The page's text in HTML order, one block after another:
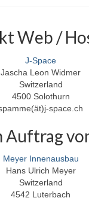
Web /
J-Space
Jascha Leon Widmer
Switzerland
4500 Solothurn
space.ch
Auftrag
Meyer Innenausbau
Hans Ulrich Meyer
Switzerland
4542 Luterbach